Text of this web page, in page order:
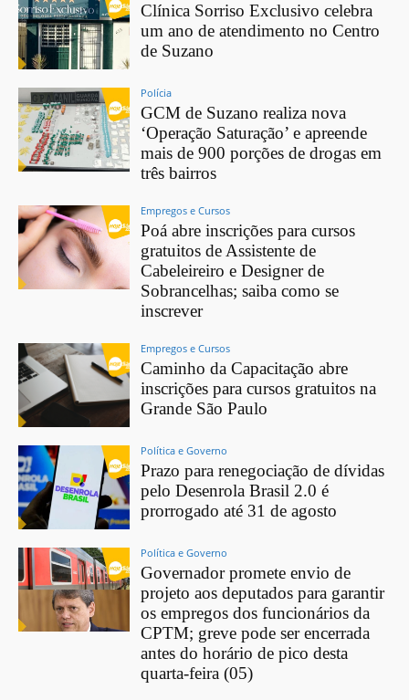
Clínica Sorriso Exclusivo celebra
um ano de atendimento no Centro
de Suzano
Polícia
GCM de Suzano realiza nova
‘Operação Saturação’ e apreende
mais de 900 porções de drogas em
três bairros
Empregos e Cursos
Poá abre inscrições para cursos
gratuitos de Assistente de
Cabeleireiro e Designer de
Sobrancelhas; saiba como se
inscrever
Empregos e Cursos
Caminho da Capacitação abre
inscrições para cursos gratuitos na
Grande São Paulo
Política e Governo
Prazo para renegociação de dívidas
pelo Desenrola Brasil 2.0 é
prorrogado até 31 de agosto
Política e Governo
Governador promete envio de
projeto aos deputados para garantir
os empregos dos funcionários da
CPTM; greve pode ser encerrada
antes do horário de pico desta
quarta-feira (05)